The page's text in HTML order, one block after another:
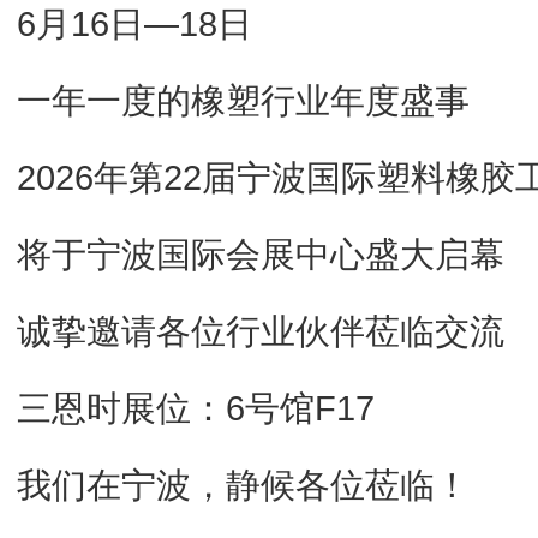
6月16日—18日
一年一度的橡塑行业年度盛事
2026年第22届宁波国际塑料橡胶
将于宁波国际会展中心盛大启幕
诚挚邀请各位行业伙伴莅临交流
三恩时展位：6号馆F17
我们在宁波，静候各位莅临！